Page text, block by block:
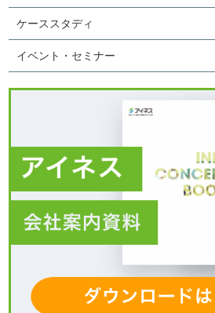
ケーススタディ
イベント・セミナー